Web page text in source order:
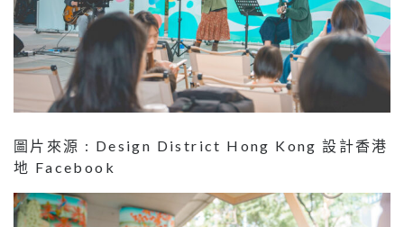
圖片來源 : Design District Hong Kong 設計香港
地 Facebook